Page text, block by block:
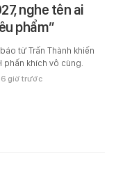
nghe tên ai
phẩm”
từ Trấn Thành khiến
phấn khích vô cùng.
6 giờ trước